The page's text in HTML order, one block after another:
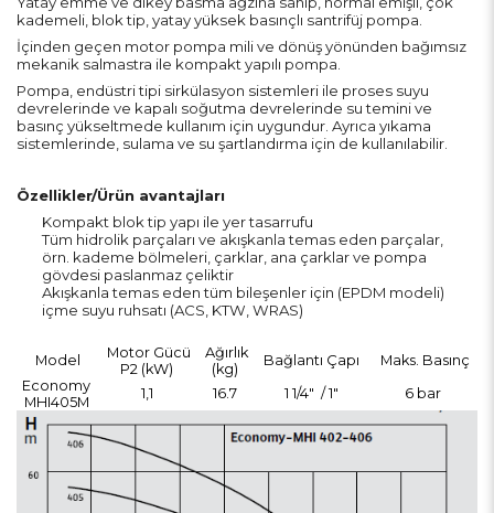
kademeli, blok tip, yatay yüksek basınçlı santrifüj pompa.
İçinden geçen motor pompa mili ve dönüş yönünden bağımsız
mekanik salmastra ile kompakt yapılı pompa.
Pompa, endüstri tipi sirkülasyon sistemleri ile proses suyu
devrelerinde ve kapalı soğutma devrelerinde su temini ve
basınç yükseltmede kullanım için uygundur. Ayrıca yıkama
sistemlerinde, sulama ve su şartlandırma için de kullanılabilir.
Özellikler/Ürün avantajları
Kompakt blok tip yapı ile yer tasarrufu
Tüm hidrolik parçaları ve akışkanla temas eden parçalar,
örn. kademe bölmeleri, çarklar, ana çarklar ve pompa
gövdesi paslanmaz çeliktir
Akışkanla temas eden tüm bileşenler için (EPDM modeli)
içme suyu ruhsatı (ACS, KTW, WRAS)
Model
Motor Gücü
P2 (kW)
Ağırlık
(kg)
Bağlantı Çapı
Maks. Basınç
Economy
MHI405M
1,1 16.7 1 1/4" / 1" 6 bar